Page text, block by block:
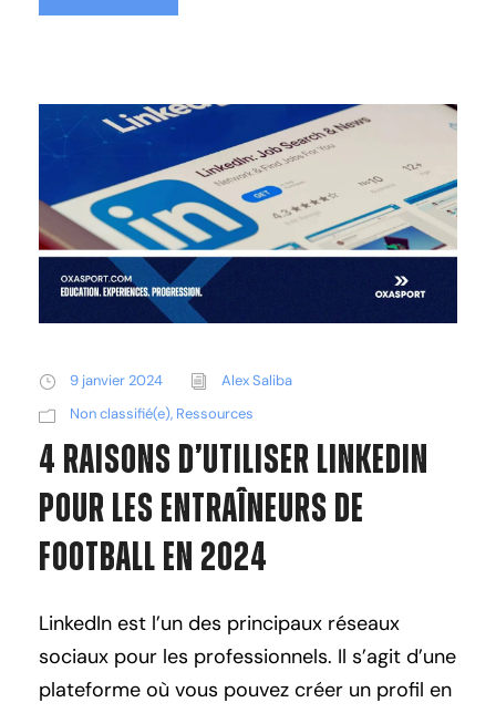
9 janvier 2024
Alex Saliba
Non classifié(e), Ressources
4 Raisons d’Utiliser LinkedIn
Pour Les Entraîneurs de
Football en 2024
LinkedIn est l’un des principaux réseaux
sociaux pour les professionnels. Il s’agit d’une
plateforme où vous pouvez créer un profil en